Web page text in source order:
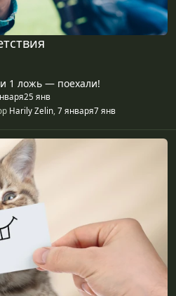
1 ложь — поехали!
25 янв
Harily Zelin,7 января7 янв